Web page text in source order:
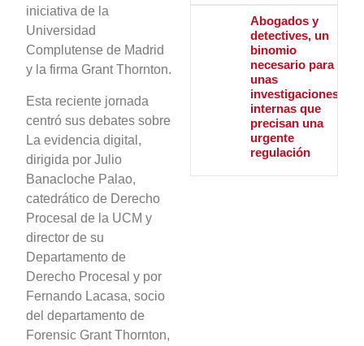
iniciativa de la
Universidad
Complutense de Madrid
y la firma Grant Thornton.
Esta reciente jornada
centró sus debates sobre
La evidencia digital,
dirigida por Julio
Banacloche Palao,
catedrático de Derecho
Procesal de la UCM y
director de su
Departamento de
Derecho Procesal y por
Fernando Lacasa, socio
del departamento de
Forensic Grant Thornton,
Abogados y
detectives, un
binomio
necesario para
unas
investigaciones
internas que
precisan una
urgente
regulación